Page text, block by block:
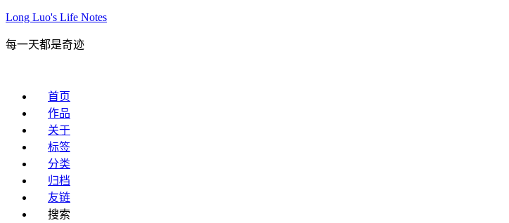
Long Luo's Life Notes
每一天都是奇迹
首页
作品
关于
标签
分类
归档
友链
搜索